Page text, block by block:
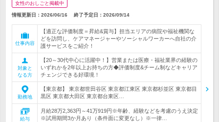
女性のおしごと掲載中
情報更新日：2026/06/16 終了予定日： 2026/09/14
仕事内容
【適正な評価制度＝昇給&賞与】担当エリアの病院や福祉機関な
どを訪問し、ケアマネージャーやソーシャルワーカーへ自社の介
護サービスをご紹介！
対象と
なる方
【20～30代中心に活躍中！】営業または医療・福祉業界の経験の
いずれかを2年以上お持ちの方◆評価制度&チーム制などキャリア
チェンジできる好環境！
勤務地
【東京都】 東京都世田谷区 東京都江東区 東京都杉並区 東京都目
黒区 東京都大田区 東京都台東区…
給与
月給28万2,363円～41万919円※年齢、経験などを考慮のうえ決定
※試用期間3か月あり（条件面に変更なし）※一律…